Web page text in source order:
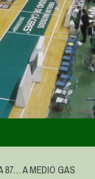
87… A MEDIO GAS